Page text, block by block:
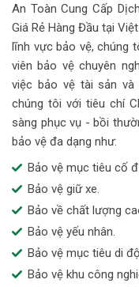
An Toàn Cung Cấp
Giá Rẻ Hàng Đầu tại
lĩnh vực bảo vệ, chúng
viên bảo vệ chuyên
việc bảo vệ tài sản
chúng tôi với tiêu chí
sàng phục vụ - bồi
bảo vệ đa dạng như:
Bảo vệ mục tiêu cố
Bảo vệ giữ xe.
Bảo về chất lượng
Bảo vệ yếu nhân.
Bảo vệ mục tiêu di
Bảo vệ khu công